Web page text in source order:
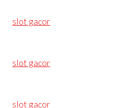
slot gacor
slot gacor
slot gacor